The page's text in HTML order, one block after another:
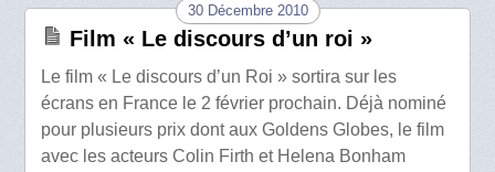
30 Décembre 2010
Film « Le discours d’un roi »
Le film « Le discours d’un Roi » sortira sur les
écrans en France le 2 février prochain. Déjà nominé
pour plusieurs prix dont aux Goldens Globes, le film
avec les acteurs Colin Firth et Helena Bonham